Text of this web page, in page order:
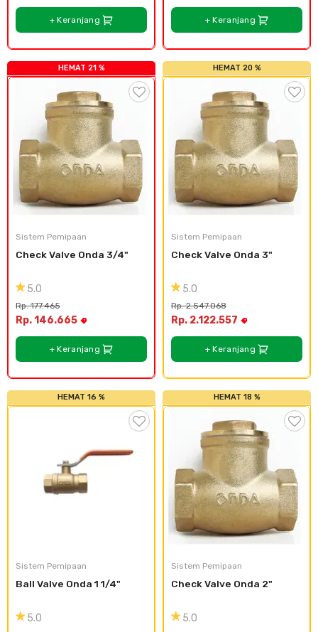
+ Keranjang + Keranjang
HEMAT 21 %
Sistem Pemipaan
Check Valve Onda 3/4"
5.0
Rp. 177.465
Rp. 146.665
+ Keranjang
HEMAT 20 %
Sistem Pemipaan
Check Valve Onda 3"
5.0
Rp. 2.547.068
Rp. 2.122.557
+ Keranjang
HEMAT 16 %
Sistem Pemipaan
Ball Valve Onda 1 1/4"
5.0
HEMAT 18 %
Sistem Pemipaan
Check Valve Onda 2"
5.0